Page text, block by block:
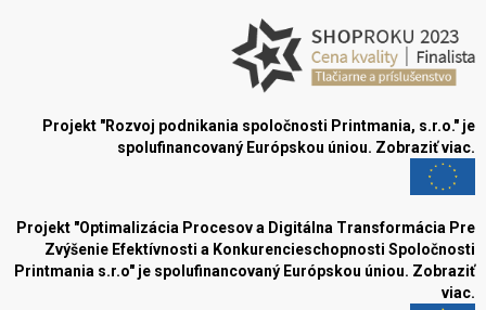
Projekt "Rozvoj podnikania spoločnosti Printmania, s.r.o." je
spolufinancovaný Európskou úniou. Zobraziť viac.
Projekt "Optimalizácia Procesov a Digitálna Transformácia Pre
Zvýšenie Efektívnosti a Konkurencieschopnosti Spoločnosti
Printmania s.r.o" je spolufinancovaný Európskou úniou. Zobraziť
viac.